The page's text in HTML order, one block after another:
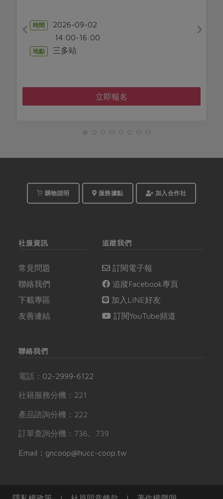
2026-09-02
16:00
三多站
時間
購物說明 服務據點 加入合作社
社服資訊
常見問題
聯絡我們
下載專區
友善連結
追蹤我們
訂閱電子報
追蹤Facebook專頁
加入LINE好友
訂閱YouTube頻道
聯絡我們
電話： 02-2999-6122
社籍服務分機：221
產品諮詢分機：222
訂單查詢分機：736、739
Email：gncoop@hucc-coop.tw